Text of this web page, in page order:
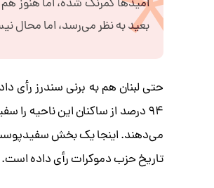
بعید به نظر می‌رسد، اما محال
می‌دهند. اینجا یک بخش
تاریخ حزب دموکرات رأی داده است.